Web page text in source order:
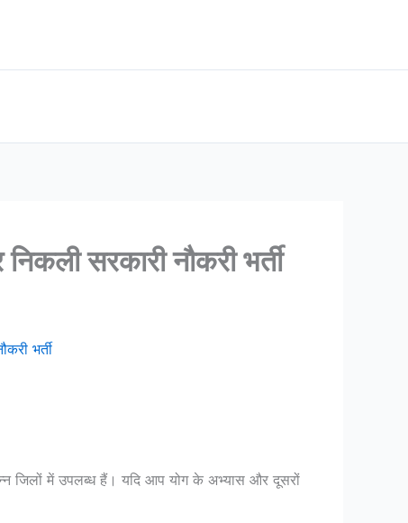
सरकारी नौकरी भर्ती
भर्ती
जिलों में उपलब्ध हैं। यदि आप योग के अभ्यास और दूसरों